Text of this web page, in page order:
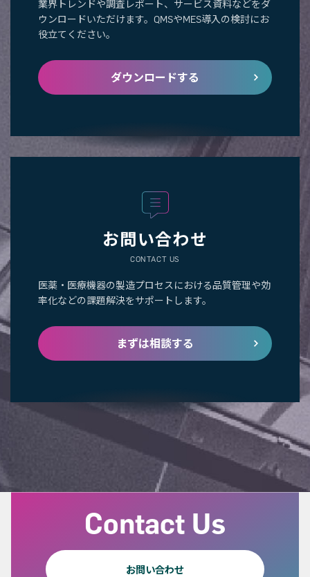
業界トレンドや調査レポート、サービス資料などをダ
ウンロードいただけます。QMSやMES導入の検討にお
役立てください。
ダウンロードする
お問い合わせ
CONTACT US
医薬・医療機器の製造プロセスにおける品質管理や効
率化などの課題解決をサポートします。
まずは相談する
Contact Us
お問い合わせ